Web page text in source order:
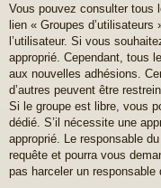
Vous pouvez consulter tous
lien « Groupes
l’utilisateur. Si vous
approprié. Cependant, tous
aux nouvelles adhésions.
d’autres peuvent être
Si le groupe est libre, vous
dédié. S’il nécessite une
approprié. Le responsable
requête et pourra vous
pas harceler un responsable